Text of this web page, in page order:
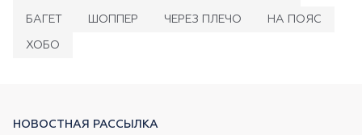
БАГЕТ ШОППЕР ЧЕРЕЗ ПЛЕЧО НА ПОЯС
ХОБО
НОВОСТНАЯ РАССЫЛКА